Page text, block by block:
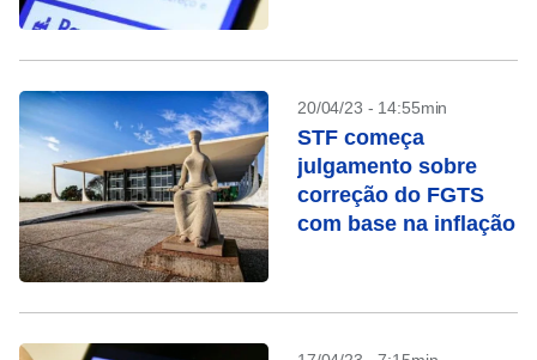
20/04/23 - 14:55min
STF começa
julgamento sobre
correção do FGTS
com base na inflação